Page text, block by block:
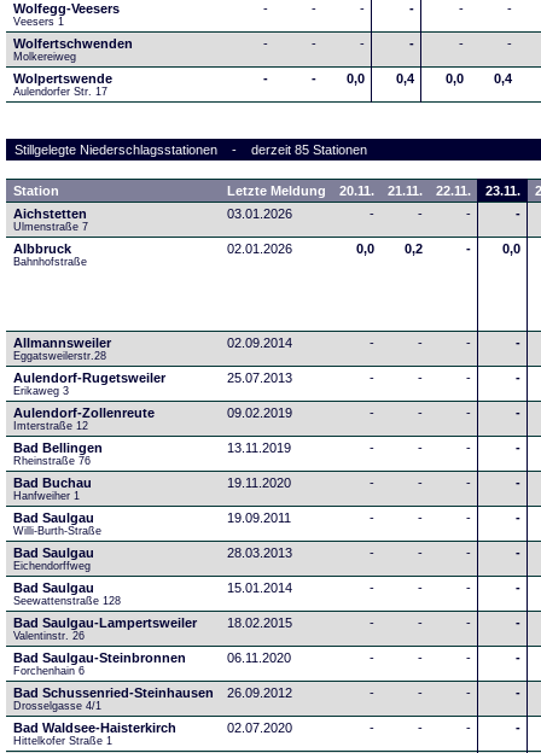
Wolfegg-Veesers
Veesers 1
- - - - - -
Wolfertschwenden
Molkereiweg
- - - - - -
Wolpertswende
Aulendorfer Str. 17
- - 0,0 0,4 0,0 0,4
Stillgelegte Niederschlagsstationen - derzeit 85 Stationen
Station Letzte Meldung 20.11. 21.11. 22.11. 23.11.
Aichstetten
Ulmenstraße 7
03.01.2026 - - - -
Albbruck
Bahnhofstraße
02.01.2026 0,0 0,2 - 0,0
Allmannsweiler
Eggatsweilerstr.28
02.09.2014 - - - -
Aulendorf-Rugetsweiler
Erikaweg 3
25.07.2013 - - - -
Aulendorf-Zollenreute
Imterstraße 12
09.02.2019 - - - -
Bad Bellingen
Rheinstraße 76
13.11.2019 - - - -
Bad Buchau
Hanfweiher 1
19.11.2020 - - - -
Bad Saulgau
Willi-Burth-Straße
19.09.2011 - - - -
Bad Saulgau
Eichendorffweg
28.03.2013 - - - -
Bad Saulgau
Seewattenstraße 128
15.01.2014 - - - -
Bad Saulgau-Lampertsweiler
Valentinstr. 26
18.02.2015 - - - -
Bad Saulgau-Steinbronnen
Forchenhain 6
06.11.2020 - - - -
Bad Schussenried-Steinhausen
Drosselgasse 4/1
26.09.2012 - - - -
Bad Waldsee-Haisterkirch
Hittelkofer Straße 1
02.07.2020 - - - -